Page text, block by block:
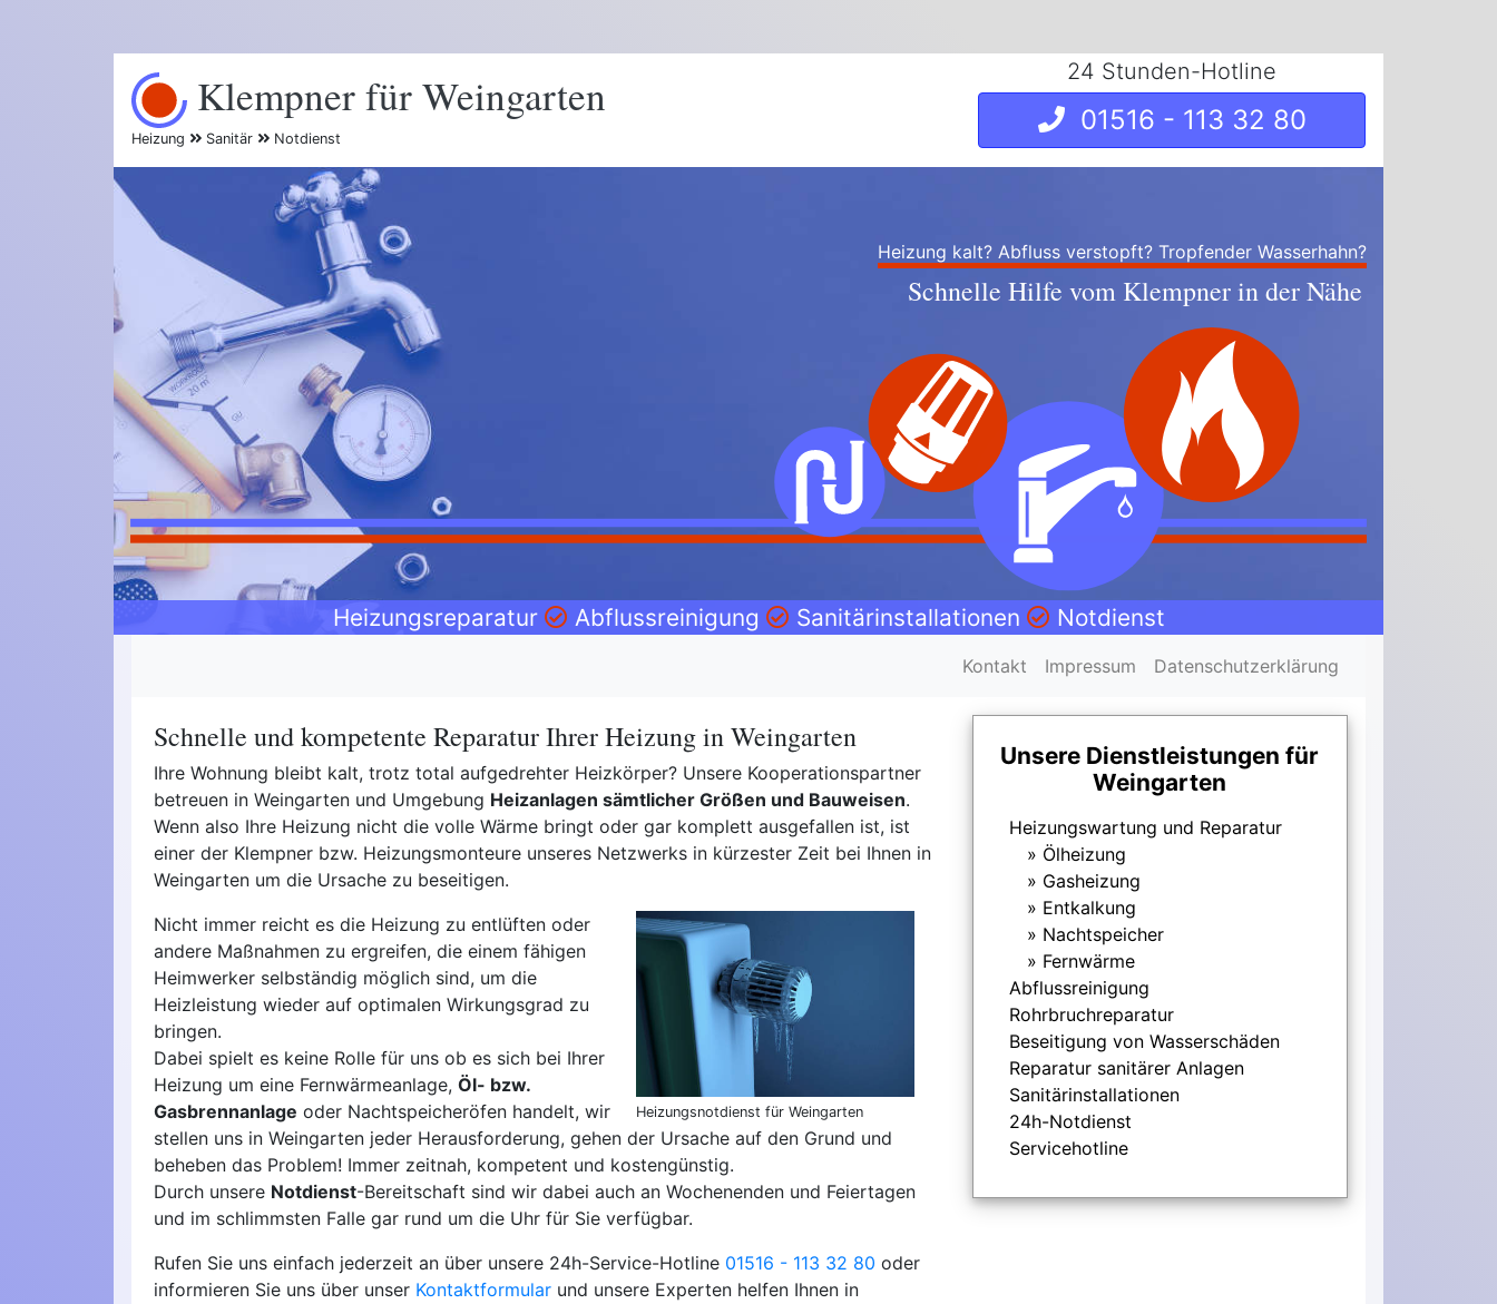
Klempner für Weingarten
Heizung Sanitär Notdienst
24 Stunden-Hotline
01516 - 113 32 80
Heizung kalt? Abfluss verstopft? Tropfender Wasserhahn?
Schnelle Hilfe vom Klempner in der Nähe
Heizungsreparatur Abflussreinigung Sanitärinstallationen Notdienst
Kontakt Impressum Datenschutzerklärung
Schnelle und kompetente Reparatur Ihrer Heizung in Weingarten
Ihre Wohnung bleibt kalt, trotz total aufgedrehter Heizkörper? Unsere Kooperationspartner
betreuen in Weingarten und Umgebung Heizanlagen sämtlicher Größen und Bauweisen.
Wenn also Ihre Heizung nicht die volle Wärme bringt oder gar komplett ausgefallen ist, ist
einer der Klempner bzw. Heizungsmonteure unseres Netzwerks in kürzester Zeit bei Ihnen in
Weingarten um die Ursache zu beseitigen.
Heizungsnotdienst für Weingarten
Nicht immer reicht es die Heizung zu entlüften oder
andere Maßnahmen zu ergreifen, die einem fähigen
Heimwerker selbständig möglich sind, um die
Heizleistung wieder auf optimalen Wirkungsgrad zu
bringen.
Dabei spielt es keine Rolle für uns ob es sich bei Ihrer
Heizung um eine Fernwärmeanlage, Öl- bzw.
Gasbrennanlage oder Nachtspeicheröfen handelt, wir
stellen uns in Weingarten jeder Herausforderung, gehen der Ursache auf den Grund und
beheben das Problem! Immer zeitnah, kompetent und kostengünstig.
Durch unsere Notdienst-Bereitschaft sind wir dabei auch an Wochenenden und Feiertagen
und im schlimmsten Falle gar rund um die Uhr für Sie verfügbar.
Rufen Sie uns einfach jederzeit an über unsere 24h-Service-Hotline 01516 - 113 32 80 oder
informieren Sie uns über unser Kontaktformular und unsere Experten helfen Ihnen in
Unsere Dienstleistungen für
Weingarten
Heizungswartung und Reparatur
Ölheizung
Gasheizung
Entkalkung
Nachtspeicher
Fernwärme
Abflussreinigung
Rohrbruchreparatur
Beseitigung von Wasserschäden
Reparatur sanitärer Anlagen
Sanitärinstallationen
24h-Notdienst
Servicehotline